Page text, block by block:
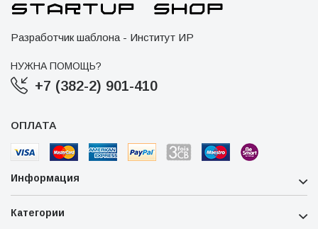
Разработчик шаблона - Институт ИР
НУЖНА ПОМОЩЬ?
+7 (382-2) 901-410
ОПЛАТА
Информация
Категории